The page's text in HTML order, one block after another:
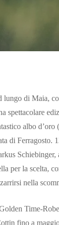
lungo di Maia,
spettacolare
albo
di Ferragosto.
Schiebinger,
per la scelta,
nella
Time-
fino a